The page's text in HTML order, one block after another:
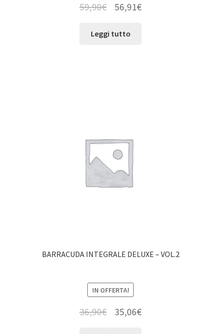
59,90€ 56,91€
Leggi tutto
BARRACUDA INTEGRALE DELUXE – VOL.2
IN OFFERTA!
36,90€ 35,06€